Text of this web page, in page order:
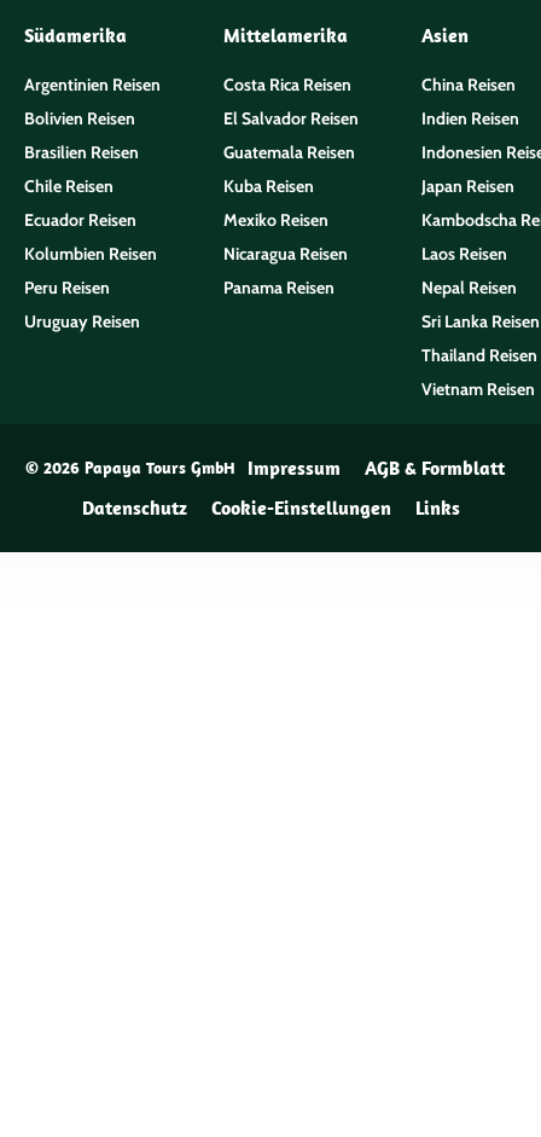
Südamerika
Argentinien Reisen
Bolivien Reisen
Brasilien Reisen
Chile Reisen
Ecuador Reisen
Kolumbien Reisen
Peru Reisen
Uruguay Reisen
Mittelamerika
Costa Rica Reisen
El Salvador Reisen
Guatemala Reisen
Kuba Reisen
Mexiko Reisen
Nicaragua Reisen
Panama Reisen
Asien
China Reisen
Indien Reisen
Indonesien
Japan Reisen
Kambodscha
Laos Reisen
Nepal Reisen
Sri Lanka Reisen
Thailand Reisen
Vietnam Reisen
© 2026 Papaya Tours GmbH Impressum
AGB & Formblatt
Datenschutz
Cookie-Einstellungen Links